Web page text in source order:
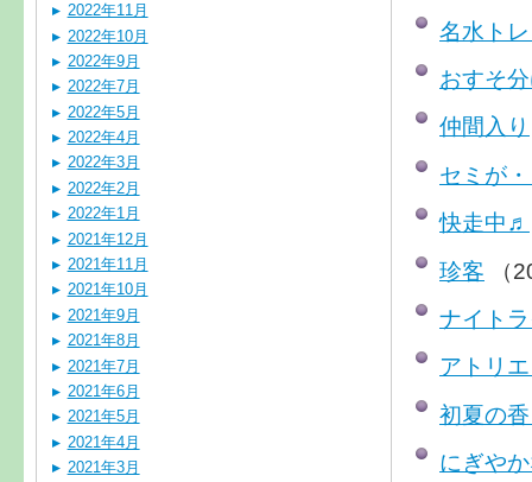
名水ト
おすそ
仲間入り
セミが
快走中♬
珍客 （
ナイト
アトリ
初夏の
にぎや
2022年11月
2022年10月
2022年9月
2022年7月
2022年5月
2022年4月
2022年3月
2022年2月
2022年1月
2021年12月
2021年11月
2021年10月
2021年9月
2021年8月
2021年7月
2021年6月
2021年5月
2021年4月
2021年3月